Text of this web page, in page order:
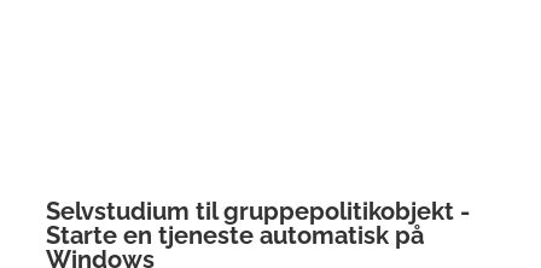
Selvstudium til gruppepolitikobjekt -
Starte en tjeneste automatisk på
Windows